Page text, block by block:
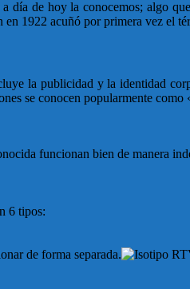
día de hoy la conocemos; algo
en 1922 acuñó por primera vez el
la publicidad y la identidad
se conocen popularmente como
funcionan bien de manera
6 tipos:
de forma separada.